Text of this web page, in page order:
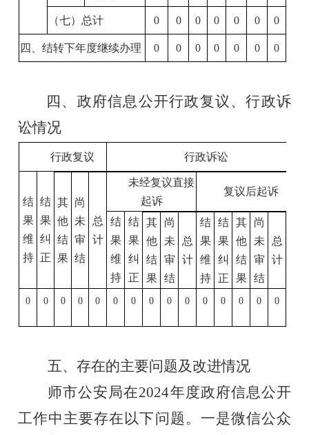
（七）总计 0 0 0 0 0 0 0
四、结转下年度继续办理 0 0 0 0 0 0 0
四、 政府信息公开行政复议、行政诉
讼情况
行政复议 行政诉讼
结
果
维
持
结
果
纠
正
其
他
结
果
尚
未
审
结
总
计
未经复议直接
起诉
复议后起诉
结
果
维
持
结
果
纠
正
其
他
结
果
尚
未
审
结
总
计
结
果
维
持
结
果
纠
正
其
他
结
果
尚
未
审
结
总
计
0 0 0 0 0 0 0 0 0 0 0 0 0 0 0
五、存在的主要问题及改进情况
师市公安局在2024年度政府信息公开
工作中主要存在以下问题。一是微信公众